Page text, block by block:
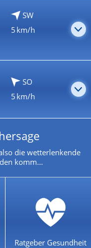
SW
5 km/h
SO
5 km/h
die wetterlenkende
komm...
Ratgeber Gesundheit